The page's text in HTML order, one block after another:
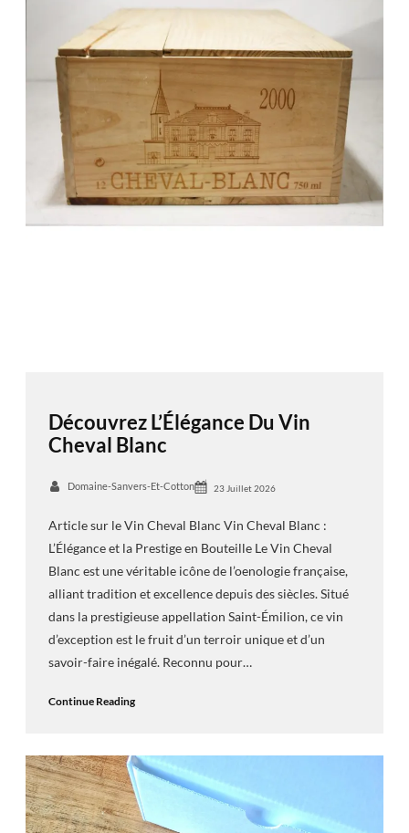
Découvrez L’Élégance Du Vin
Cheval Blanc
Domaine-Sanvers-Et-Cotton 23 Juillet 2026
Article sur le Vin Cheval Blanc Vin Cheval Blanc :
L’Élégance et la Prestige en Bouteille Le Vin Cheval
Blanc est une véritable icône de l’oenologie française,
alliant tradition et excellence depuis des siècles. Situé
dans la prestigieuse appellation Saint-Émilion, ce vin
d’exception est le fruit d’un terroir unique et d’un
savoir-faire inégalé. Reconnu pour…
Continue Reading